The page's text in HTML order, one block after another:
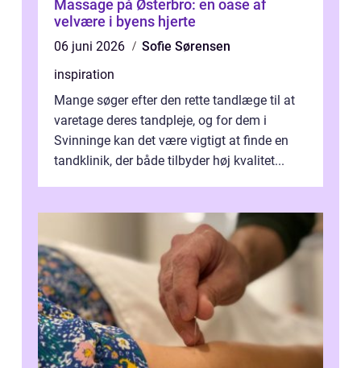
Massage på Østerbro: en oase af
velvære i byens hjerte
06 juni 2026
Sofie Sørensen
inspiration
Mange søger efter den rette tandlæge til at
varetage deres tandpleje, og for dem i
Svinninge kan det være vigtigt at finde en
tandklinik, der både tilbyder høj kvalitet...